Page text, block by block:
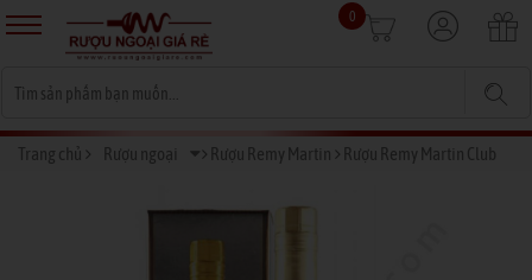
0
Trang chủ Rượu ngoại Rượu Remy Martin Rượu Remy Martin Club